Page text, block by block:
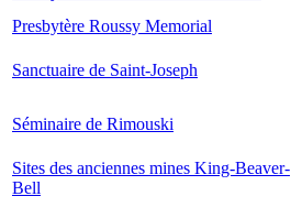
Presbytère Roussy Memorial
Sanctuaire de Saint-Joseph
Séminaire de Rimouski
Sites des anciennes mines King-Beaver-
Bell